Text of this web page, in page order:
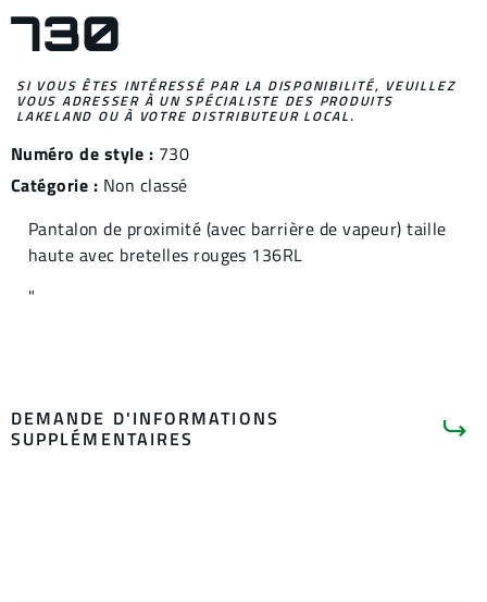
730
SI VOUS ÊTES INTÉRESSÉ PAR LA DISPONIBILITÉ, VEUILLEZ
VOUS ADRESSER À UN SPÉCIALISTE DES PRODUITS
LAKELAND OU À VOTRE DISTRIBUTEUR LOCAL.
Numéro de style : 730
Catégorie : Non classé
Pantalon de proximité (avec barrière de vapeur) taille
haute avec bretelles rouges 136RL
"
DEMANDE D'INFORMATIONS
SUPPLÉMENTAIRES